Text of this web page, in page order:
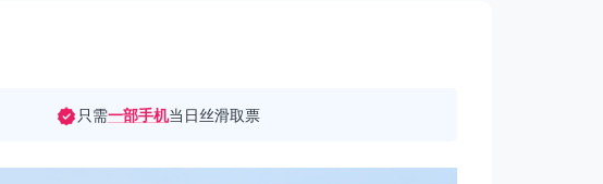
只需一部手机当日丝滑取票